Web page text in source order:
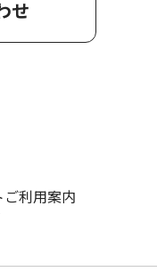
せ
ご利用案内